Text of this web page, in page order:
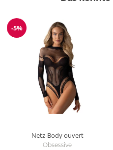
Reduzierung
-5%
Netz-Body ouvert
Obsessive